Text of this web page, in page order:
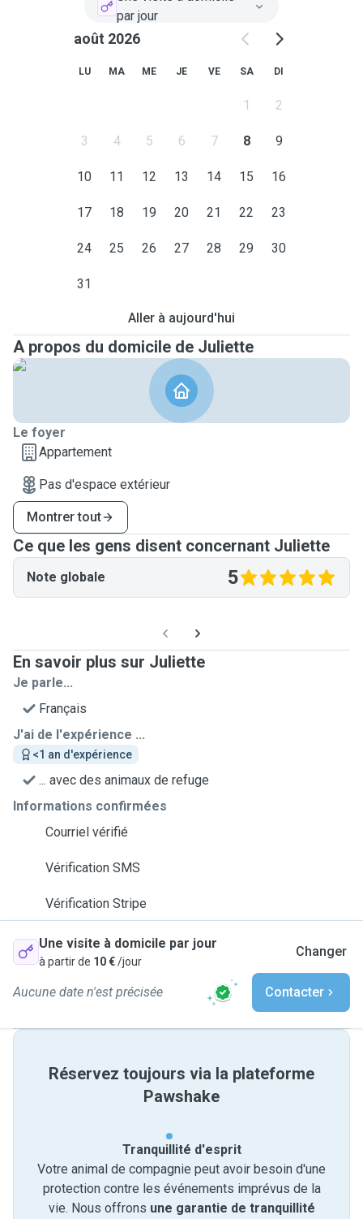
par jour
août 2026
LU MA ME JE VE SA DI
1 2
3 4 5 6 7 8 9
10 11 12 13 14 15 16
17 18 19 20 21 22 23
24 25 26 27 28 29 30
31
Aller à aujourd'hui
A propos du domicile de Juliette
Le foyer
Appartement
Pas d'espace extérieur
Montrer tout
Ce que les gens disent concernant Juliette
Note globale 5
En savoir plus sur Juliette
Je parle...
Français
J'ai de l'expérience ...
<1 an d'expérience
... avec des animaux de refuge
Informations confirmées
Courriel vérifié
Vérification SMS
Vérification Stripe
Une visite à domicile par jour
à partir de 10 €/jour
Changer
Aucune date n'est précisée Contacter
Réservez toujours via la plateforme
Pawshake
Tranquillité d'esprit
Votre animal de compagnie peut avoir besoin d'une
protection contre les événements imprévus de la
vie. Nous offrons une garantie de tranquillité